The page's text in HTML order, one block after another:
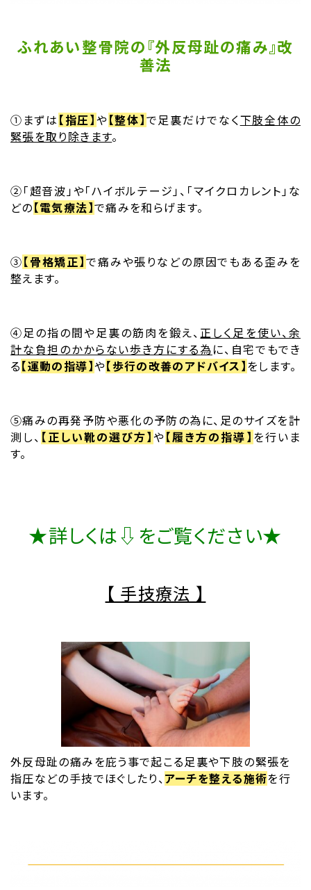
ふれあい整骨院の『外反母趾の痛み』改
善法
➀まずは 【指圧】 や 【整体】 で足裏だけでなく下肢全体の
緊張を取り除きます。
➁「超音波」や「ハイボルテージ」、「マイクロカレント」な
どの 【電気療法】 で痛みを和らげます。
➂ 【骨格矯正】で痛みや張りなどの原因でもある歪みを
整えます。
➃足の指の間や足裏の筋肉を鍛え、正しく足を使い、余
計な負担のかからない歩き方にする為に、自宅でもでき
る 【運動の指導】 や 【歩行の改善のアドバイス】 をします。
➄痛みの再発予防や悪化の予防の為に、足のサイズを計
測し、 【正しい靴の選び方】や 【履き方の指導】 を行いま
す。
★詳しくは⇩をご覧ください★
【 手技療法 】
外反母趾の痛みを庇う事で起こる足裏や下肢の緊張を
指圧などの手技でほぐしたり、 アーチを整える施術を行
います。